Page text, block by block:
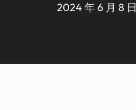
2024 年 6 月 8 日